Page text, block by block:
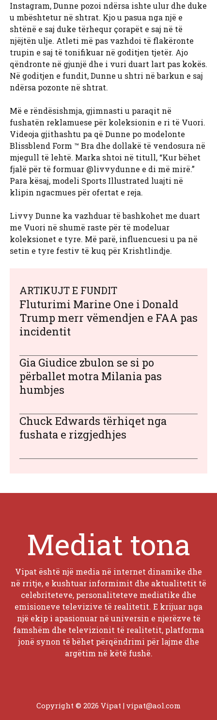
Instagram, Dunne pozoi ndërsa ishte ulur dhe duke
u mbështetur në shtrat. Kjo u pasua nga një e
shtënë e saj duke tërhequr çorapët e saj në të
njëjtën ulje. Atleti më pas vazhdoi të flakëronte
trupin e saj të tonifikuar në goditjen tjetër. Ajo
qëndronte në gjunjë dhe i vuri duart lart pas kokës.
Në goditjen e fundit, Dunne u shtri në barkun e saj
ndërsa pozonte në shtrat.
Më e rëndësishmja, gjimnasti u paraqit në
fushatën reklamuese për koleksionin e ri të Vuori.
Videoja gjithashtu pa që Dunne po modelonte
Blissblend Form ™ Bra dhe dollakë të vendosura në
mjegull të lehtë. Marka shtoi në titull, “Kur bëhet
fjalë për të formuar @livvydunne e di më mirë.”
Para kësaj, modeli Sports Illustrated luajti në
klipin ngacmues për ofertat e reja.
Livvy Dunne ka vazhduar të bashkohet me duart
me Vuori në shumë raste për të modeluar
koleksionet e tyre. Më parë, influencuesi u pa në
setin e tyre festiv të kuq për Krishtlindje.
ARTIKUJT E FUNDIT
Fluturimi Marine One i Donald
Trump merr vëmendjen e FAA pas
incidentit
Gia Giudice zbulon se si po
përballet motra Milania pas
humbjes
Chuck Edwards tërhiqet nga
fushata e rizgjedhjes
Mediat tona
Vipat është një media në internet dinamike dhe
në rritje, e kushtuar informimit dhe aktualitetit të
celebriteteve, personaliteteve mediatike dhe
emisioneve televizive të realitetit. E krijuar nga
një ekip i apasionuar në universin e njerëzve të
famshëm dhe televizionit të realitetit, platforma
jonë synon të bëhet përqëndrimi për lajme dhe
argëtim në këtë fushë.
Copyright © 2026 Vipat | vipat@aol.com